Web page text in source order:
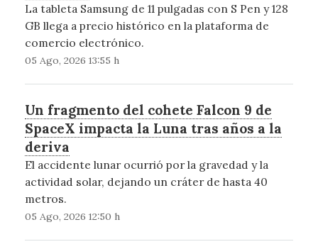
La tableta Samsung de 11 pulgadas con S Pen y 128
GB llega a precio histórico en la plataforma de
comercio electrónico.
05 Ago, 2026 13:55 h
Un fragmento del cohete Falcon 9 de
SpaceX impacta la Luna tras años a la
deriva
El accidente lunar ocurrió por la gravedad y la
actividad solar, dejando un cráter de hasta 40
metros.
05 Ago, 2026 12:50 h